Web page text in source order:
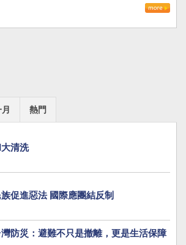
熱門
清洗
促進惡法 國際應團結反制
防災：避難不只是撤離，更是生活保障